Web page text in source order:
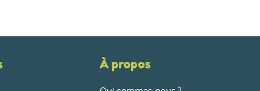
À propos